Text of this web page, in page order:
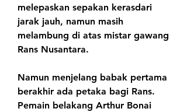
melepaskan sepakan kerasdari
jarak jauh, namun masih
melambung di atas mistar gawang
Rans Nusantara.
Namun menjelang babak pertama
berakhir ada petaka bagi Rans.
Pemain belakang Arthur Bonai